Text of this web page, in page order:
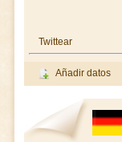
Twittear
Añadir datos